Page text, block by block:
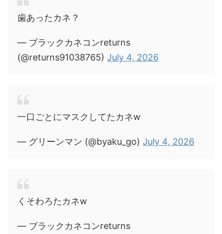
歯あったカネ？
— ブラックカネコンreturns
(@returns91038765) July 4, 2026
一口ごとにマスクしてたカネw
— グリーンマン (@byaku_go) July 4, 2026
くそわろたカネw
— ブラックカネコンreturns